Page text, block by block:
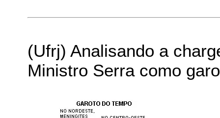
(Ufrj) Analisando a
Ministro Serra como